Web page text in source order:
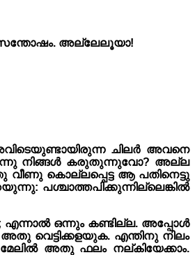
സന്തോഷം. അല്ലേലൂയാ!
ചിലർ അവനെ
എന്നു നിങ്ങൾ കരുതുന്നുവോ? അല്ല
കൊല്ലപ്പെട്ട ആ പതിനെട്ടു
പശ്ചാത്തപിക്കുന്നില്ലെങ്കിൽ
ഒന്നും കണ്ടില്ല. അപ്പോൾ
വെട്ടിക്കളയുക. എന്തിനു നിലം
അതു ഫലം നല്കിയേക്കാം.